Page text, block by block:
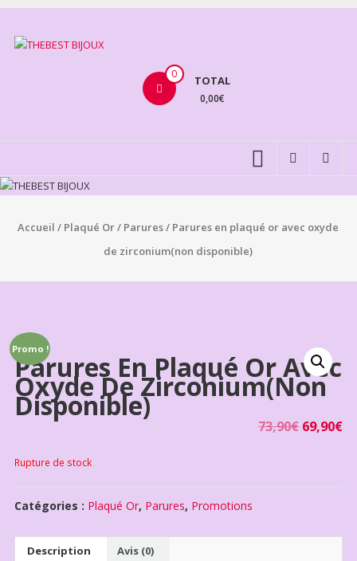
Aller
contenu
BIJOUX
0 TOTAL
0,00€
Accueil / Plaqué Or/ Parures/ Parures en plaqué or avec oxyde
de zirconium(non disponible)
Promo !
Parures En Plaqué Or Avec
Oxyde De Zirconium(non
Disponible)
73,90€ 69,90€
Rupture de stock
Catégories : Plaqué Or, Parures, Promotions
Description Avis (0)